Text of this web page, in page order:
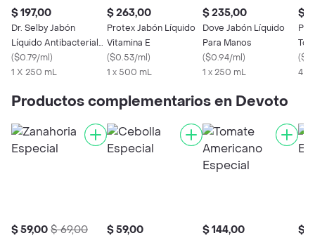
$ 197,00
Dr. Selby Jabón
Líquido Antibacterial
con Glicerina
($0.79/ml)
1 X 250 mL
$ 263,00
Protex Jabón Líquido
Vitamina E
($0.53/ml)
1 x 500 mL
$ 235,00
Dove Jabón Líquido
Para Manos
($0.94/ml)
1 x 250 mL
$
(
4
Productos complementarios en Devoto
$ 59,00 $ 69,00 $ 59,00 $ 144,00 $